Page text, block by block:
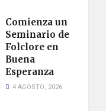
Comienza un
Seminario de
Folclore en
Buena
Esperanza
4 AGOSTO, 2026